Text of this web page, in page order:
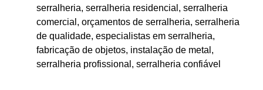
serralheria, serralheria residencial, serralheria
comercial, orçamentos de serralheria, serralheria
de qualidade, especialistas em serralheria,
fabricação de objetos, instalação de metal,
serralheria profissional, serralheria confiável